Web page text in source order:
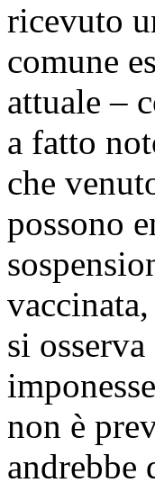
ricevuto
comune
attuale –
a fatto
che
possono
si
non è
andrebbe